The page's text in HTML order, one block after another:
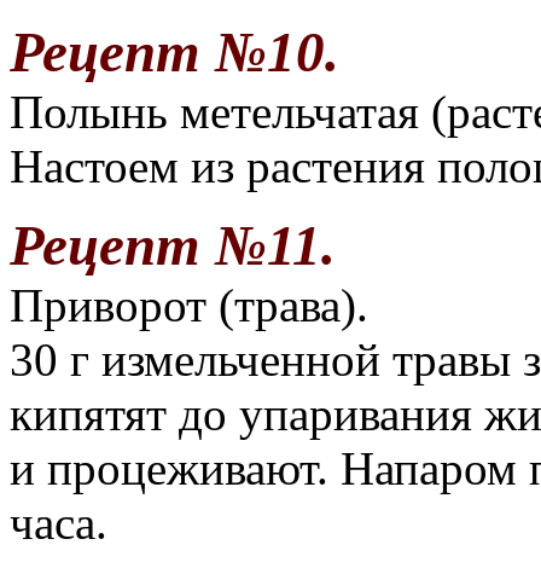
Рецепт №10.
Полынь метельчатая
Настоем из растения
Рецепт №11.
Приворот (трава).
30 г измельченной травы
кипятят до упаривания
и процеживают. Напаром
часа.